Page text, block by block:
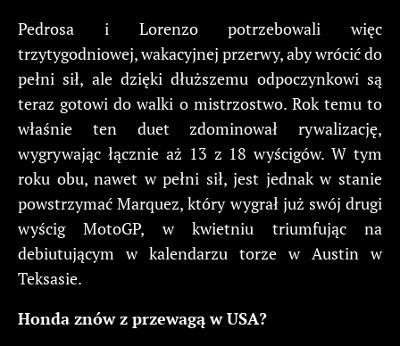
Pedrosa i Lorenzo potrzebowali więc
trzytygodniowej, wakacyjnej przerwy, aby wrócić do
pełni sił, ale dzięki dłuższemu odpoczynkowi są
teraz gotowi do walki o mistrzostwo. Rok temu to
właśnie ten duet zdominował rywalizację,
wygrywając łącznie aż 13 z 18 wyścigów. W tym
roku obu, nawet w pełni sił, jest jednak w stanie
powstrzymać Marquez, który wygrał już swój drugi
wyścig MotoGP, w kwietniu triumfując na
debiutującym w kalendarzu torze w Austin w
Teksasie.
Honda znów z przewagą w USA?